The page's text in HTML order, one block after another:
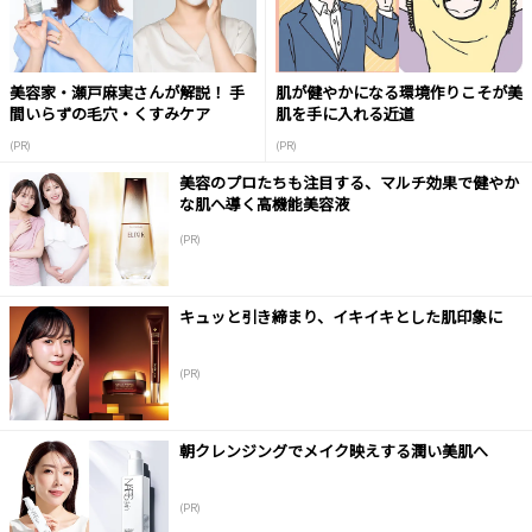
美容家・瀬戸麻実さんが解説！ 手
間いらずの毛穴・くすみケア
(PR)
肌が健やかになる環境作りこそが美
肌を手に入れる近道
(PR)
美容のプロたちも注目する、マルチ効果で健やか
な肌へ導く高機能美容液
(PR)
キュッと引き締まり、イキイキとした肌印象に
(PR)
朝クレンジングでメイク映えする潤い美肌へ
(PR)